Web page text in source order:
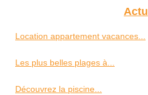
Actu
Location appartement vacances...
Les plus belles plages à...
Découvrez la piscine...